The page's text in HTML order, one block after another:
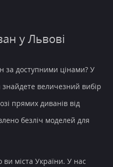
у Львові
за доступними цінами? У
величезний вибір
прямих диванів від
безліч моделей для
міста України. У нас